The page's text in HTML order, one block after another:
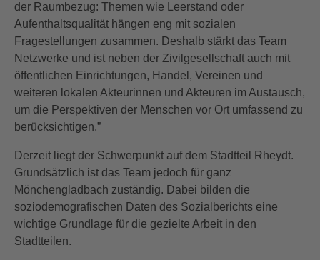
der Raumbezug: Themen wie Leerstand oder
Aufenthaltsqualität hängen eng mit sozialen
Fragestellungen zusammen. Deshalb stärkt das Team
Netzwerke und ist neben der Zivilgesellschaft auch mit
öffentlichen Einrichtungen, Handel, Vereinen und
weiteren lokalen Akteurinnen und Akteuren im Austausch,
um die Perspektiven der Menschen vor Ort umfassend zu
berücksichtigen.”
Derzeit liegt der Schwerpunkt auf dem Stadtteil Rheydt.
Grundsätzlich ist das Team jedoch für ganz
Mönchengladbach zuständig. Dabei bilden die
soziodemografischen Daten des Sozialberichts eine
wichtige Grundlage für die gezielte Arbeit in den
Stadtteilen.